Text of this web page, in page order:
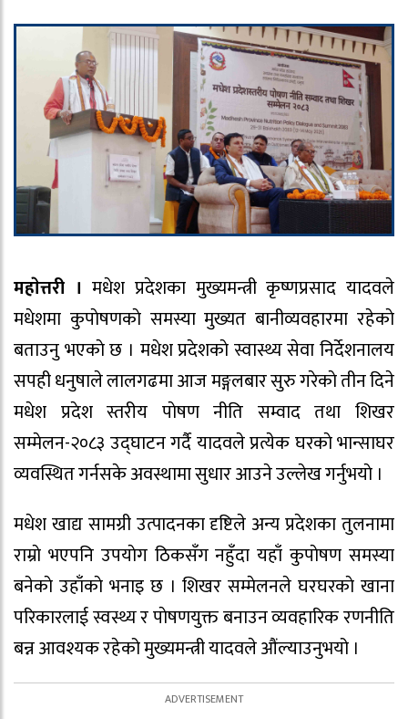
महाेत्तरी । मधेश प्रदेशका मुख्यमन्त्री कृष्णप्रसाद यादवले
मधेशमा कुपाेषणकाे समस्या मुख्यत बानीव्यवहारमा रहेकाे
बताउनु भएकाे छ । मधेश प्रदेशकाे स्वास्थ्य सेवा निर्देशनालय
सपही धनुषाले लालगढमा आज मङ्गलबार सुरु गरेकाे तीन दिने
मधेश प्रदेश स्तरीय पाेषण नीति सम्वाद तथा शिखर
सम्मेलन-२०८३ उद्घाटन गर्दै यादवले प्रत्येक घरकाे भान्साघर
व्यवस्थित गर्नसके अवस्थामा सुधार आउने उल्लेख गर्नुभयाे ।
मधेश खाद्य सामग्री उत्पादनका दृष्टिले अन्य प्रदेशका तुलनामा
राम्राे भएपनि उपयाेग ठिकसँग नहुँदा यहाँ कुपाेषण समस्या
बनेकाे उहाँकाे भनाइ छ । शिखर सम्मेलनले घरघरकाे खाना
परिकारलाई स्वस्थ्य र पाेषणयुक्त बनाउन व्यवहारिक रणनीति
बन्न आवश्यक रहेको मुख्यमन्त्री यादवले औंल्याउनुभयो ।